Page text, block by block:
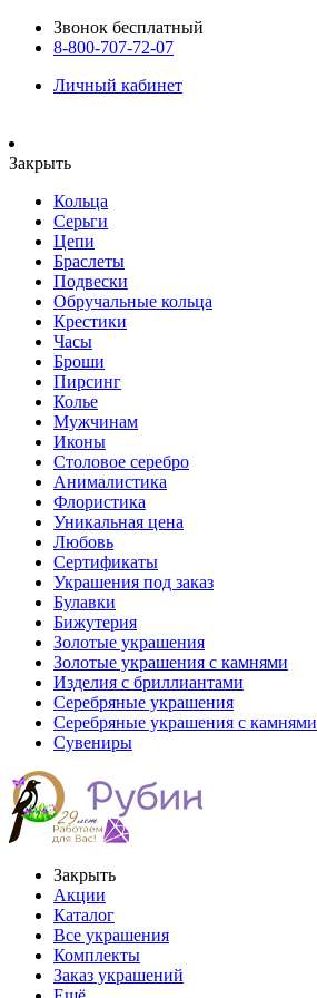
Звонок бесплатный
8-800-707-72-07
Личный кабинет
Закрыть
Кольца
Серьги
Цепи
Браслеты
Подвески
Обручальные кольца
Крестики
Часы
Броши
Пирсинг
Колье
Мужчинам
Иконы
Столовое серебро
Анималистика
Флористика
Уникальная цена
Любовь
Сертификаты
Украшения под заказ
Булавки
Бижутерия
Золотые украшения
Золотые украшения с камнями
Изделия с бриллиантами
Серебряные украшения
Серебряные украшения с камнями
Сувениры
Закрыть
Акции
Каталог
Все украшения
Комплекты
Заказ украшений